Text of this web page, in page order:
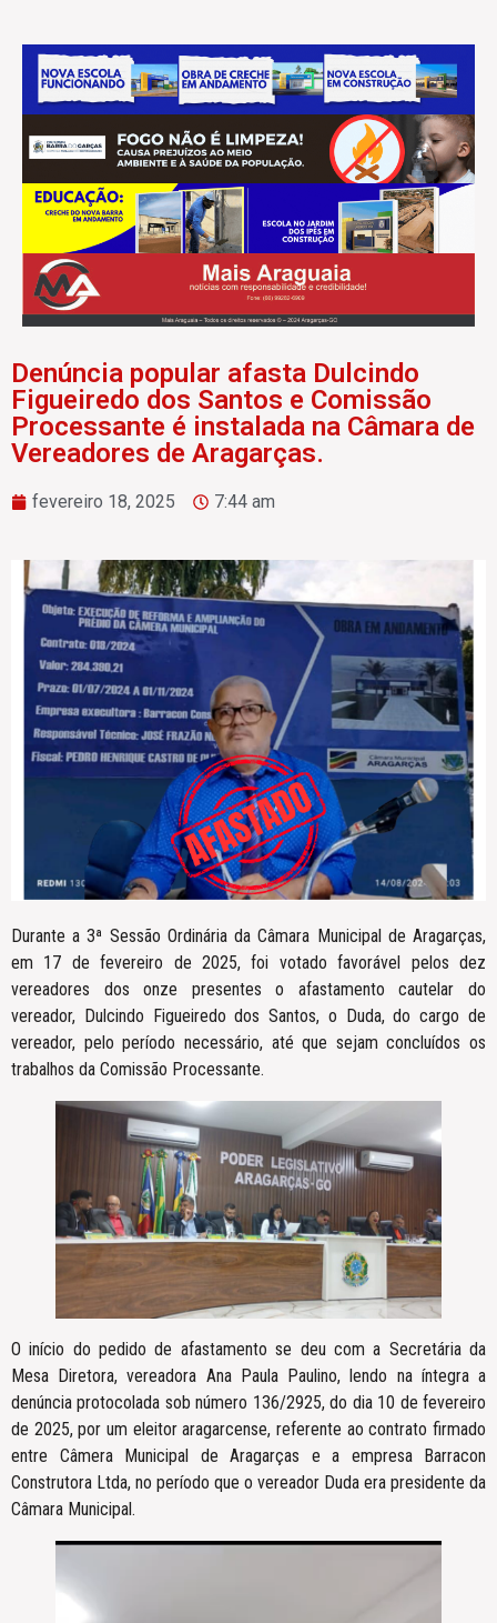
Denúncia popular afasta Dulcindo
Figueiredo dos Santos e Comissão
Processante é instalada na Câmara de
Vereadores de Aragarças.
fevereiro 18, 2025 7:44 am
Durante a 3ª Sessão Ordinária da Câmara Municipal de Aragarças,
em 17 de fevereiro de 2025, foi votado favorável pelos dez
vereadores dos onze presentes o afastamento cautelar do
vereador, Dulcindo Figueiredo dos Santos, o Duda, do cargo de
vereador, pelo período necessário, até que sejam concluídos os
trabalhos da Comissão Processante.
O início do pedido de afastamento se deu com a Secretária da
Mesa Diretora, vereadora Ana Paula Paulino, lendo na íntegra a
denúncia protocolada sob número 136/2925, do dia 10 de fevereiro
de 2025, por um eleitor aragarcense, referente ao contrato firmado
entre Câmera Municipal de Aragarças e a empresa Barracon
Construtora Ltda, no período que o vereador Duda era presidente da
Câmara Municipal.